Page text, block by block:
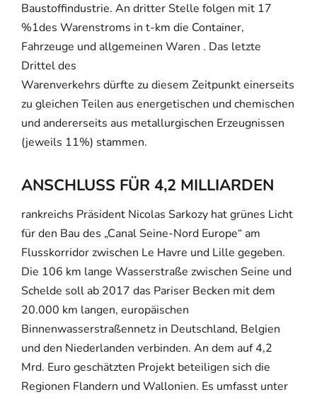
Baustoffindustrie. An dritter Stelle folgen mit 17
%1des Warenstroms in t-km die Container,
Fahrzeuge und allgemeinen Waren . Das letzte
Drittel des
Warenverkehrs dürfte zu diesem Zeitpunkt einerseits
zu gleichen Teilen aus energetischen und chemischen
und andererseits aus metallurgischen Erzeugnissen
(jeweils 11%) stammen.
ANSCHLUSS FÜR 4,2 MILLIARDEN
rankreichs Präsident Nicolas Sarkozy hat grünes Licht
für den Bau des „Canal Seine-Nord Europe“ am
Flusskorridor zwischen Le Havre und Lille gegeben.
Die 106 km lange Wasserstraße zwischen Seine und
Schelde soll ab 2017 das Pariser Becken mit dem
20.000 km langen, europäischen
Binnenwasserstraßennetz in Deutschland, Belgien
und den Niederlanden verbinden. An dem auf 4,2
Mrd. Euro geschätzten Projekt beteiligen sich die
Regionen Flandern und Wallonien. Es umfasst unter